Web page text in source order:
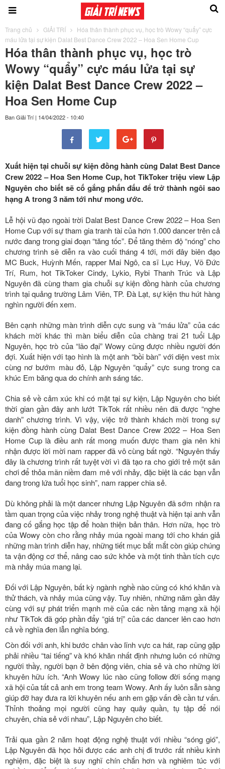
Trang chủ GIẢI TRÍ
Hóa thân thành phục vụ, học trò Wowy “quẩy” cực
máu lửa tại sự kiện Dalat Best Dance Crew 2022 – Hoa Sen Home Cup
Hóa thân thành phục vụ, học trò
Wowy “quẩy” cực máu lửa tại sự
kiện Dalat Best Dance Crew 2022 –
Hoa Sen Home Cup
Ban Giải Trí | 14/04/2022 - 10:40
Xuất hiện tại chuỗi sự kiện đồng hành cùng Dalat Best Dance
Crew 2022 – Hoa Sen Home Cup, hot TikToker triệu view Lập
Nguyên cho biết sẽ cố gắng phấn đấu để trở thành ngôi sao
hạng A trong 3 năm tới như mong ước.
Lễ hội vũ đạo ngoài trời Dalat Best Dance Crew 2022 – Hoa Sen
Home Cup với sự tham gia tranh tài của hơn 1.000 dancer trên cả
nước đang trong giai đoạn “tăng tốc”. Để tăng thêm độ “nóng” cho
chương trình sẽ diễn ra vào cuối tháng 4 tới, mới đây biên đạo
MC Buck, Huỳnh Mến, rapper Mai Ngô, ca sĩ Lục Huy, Võ Đức
Trí, Rum, hot TikToker Cindy, Lykio, Rybi Thanh Trúc và Lập
Nguyên đã cùng tham gia chuỗi sự kiện đồng hành của chương
trình tại quảng trường Lâm Viên, TP. Đà Lạt, sự kiện thu hút hàng
nghìn người đến xem.
Bên cạnh những màn trình diễn cực sung và “máu lửa” của các
khách mời khác thì màn biểu diễn của chàng trai 21 tuổi Lập
Nguyên, học trò của “lão đại” Wowy cũng được nhiều người đón
đợi. Xuất hiện với tạo hình là một anh “bồi bàn” với diện vest mix
cùng nơ bướm màu đỏ, Lập Nguyên “quẩy” cực sung trong ca
khúc Em băng qua do chính anh sáng tác.
Chia sẻ về cảm xúc khi có mặt tại sự kiện, Lập Nguyên cho biết
thời gian gần đây anh lướt TikTok rất nhiều nên đã được “nghe
danh” chương trình. Vì vậy, việc trở thành khách mời trong sự
kiện đồng hành cùng Dalat Best Dance Crew 2022 – Hoa Sen
Home Cup là điều anh rất mong muốn được tham gia nên khi
nhận được lời mời nam rapper đã vô cùng bất ngờ. “Nguyên thấy
đây là chương trình rất tuyệt vời vì đã tạo ra cho giới trẻ một sân
chơi để thỏa mãn niềm đam mê với nhảy, đặc biệt là các bạn vẫn
đang trong lứa tuổi học sinh”, nam rapper chia sẻ.
Dù không phải là một dancer nhưng Lập Nguyên đã sớm nhận ra
tầm quan trọng của việc nhảy trong nghệ thuật và hiện tại anh vẫn
đang cố gắng học tập để hoàn thiện bản thân. Hơn nữa, học trò
của Wowy còn cho rằng nhảy múa ngoài mang tới cho khán giả
những màn trình diễn hay, những tiết mục bắt mắt còn giúp chúng
ta vận động cơ thể, nâng cao sức khỏe và một tinh thần tích cực
mà nhảy múa mang lại.
Đối với Lập Nguyên, bất kỳ ngành nghề nào cũng có khó khăn và
thử thách, và nhảy múa cũng vậy. Tuy nhiên, những năm gần đây
cùng với sự phát triển mạnh mẽ của các nền tảng mạng xã hội
như TikTok đã góp phần đẩy “giá trị” của các dancer lên cao hơn
cả về nghĩa đen lẫn nghĩa bóng.
Còn đối với anh, khi bước chân vào lĩnh vực ca hát, rap cũng gặp
phải nhiều “tai tiếng” và khó khăn nhất định nhưng luôn có những
người thầy, người bạn ở bên động viên, chia sẻ và cho những lời
khuyên hữu ích. “Anh Wowy lúc nào cũng follow đời sống mạng
xã hội của tất cả anh em trong team Wowy. Anh ấy luôn sẵn sàng
giúp đỡ hay đưa ra lời khuyên nếu anh em gặp vấn đề cần tư vấn.
Thỉnh thoảng mọi người cũng hay quây quần, tụ tập để nói
chuyên, chia sẻ với nhau”, Lập Nguyên cho biết.
Trải qua gần 2 năm hoạt động nghệ thuật với nhiều “sóng gió”,
Lập Nguyên đã học hỏi được các anh chị đi trước rất nhiều kinh
nghiệm, đặc biệt là suy nghĩ chín chắn hơn và nghiêm túc với